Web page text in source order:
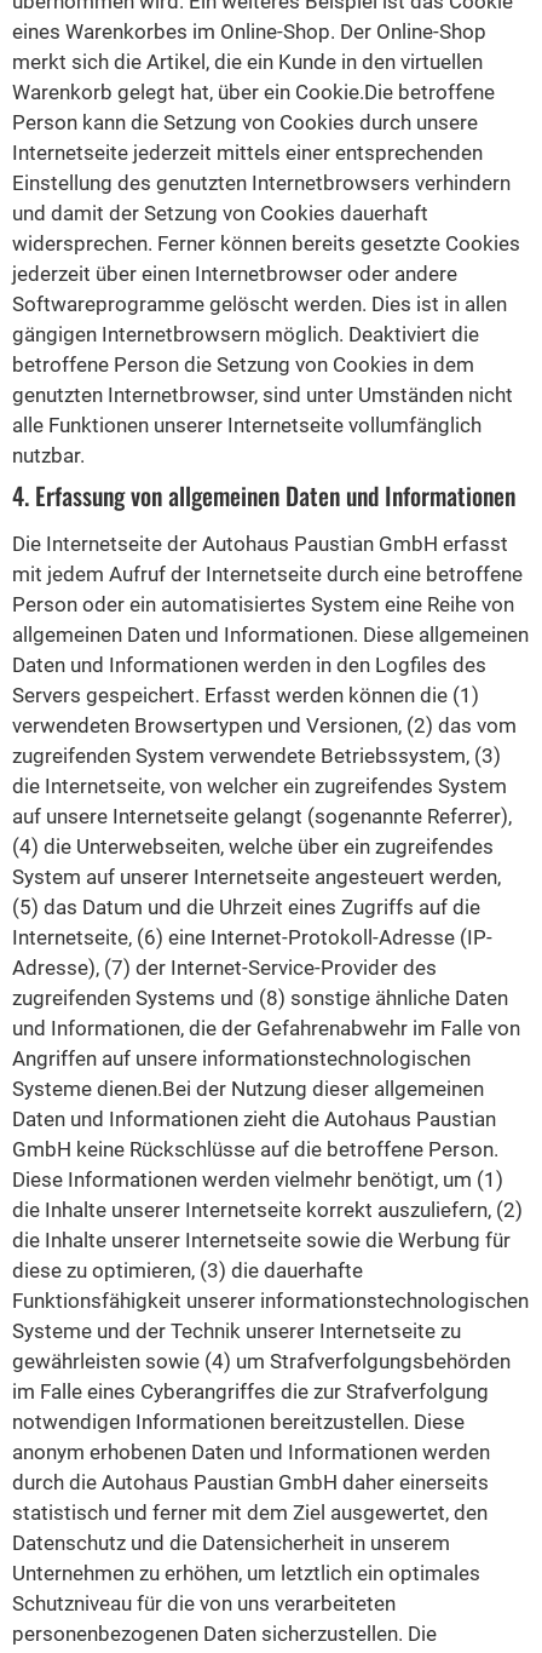
eines Warenkorbes im Online-Shop. Der Online-Shop
merkt sich die Artikel, die ein Kunde in den virtuellen
Warenkorb gelegt hat, über ein Cookie.Die betroffene
Person kann die Setzung von Cookies durch unsere
Internetseite jederzeit mittels einer entsprechenden
Einstellung des genutzten Internetbrowsers verhindern
und damit der Setzung von Cookies dauerhaft
widersprechen. Ferner können bereits gesetzte Cookies
jederzeit über einen Internetbrowser oder andere
Softwareprogramme gelöscht werden. Dies ist in allen
gängigen Internetbrowsern möglich. Deaktiviert die
betroffene Person die Setzung von Cookies in dem
genutzten Internetbrowser, sind unter Umständen nicht
alle Funktionen unserer Internetseite vollumfänglich
nutzbar.
4. Erfassung von allgemeinen Daten und Informationen
Die Internetseite der Autohaus Paustian GmbH erfasst
mit jedem Aufruf der Internetseite durch eine betroffene
Person oder ein automatisiertes System eine Reihe von
allgemeinen Daten und Informationen. Diese allgemeinen
Daten und Informationen werden in den Logfiles des
Servers gespeichert. Erfasst werden können die (1)
verwendeten Browsertypen und Versionen, (2) das vom
zugreifenden System verwendete Betriebssystem, (3)
die Internetseite, von welcher ein zugreifendes System
auf unsere Internetseite gelangt (sogenannte Referrer),
(4) die Unterwebseiten, welche über ein zugreifendes
System auf unserer Internetseite angesteuert werden,
(5) das Datum und die Uhrzeit eines Zugriffs auf die
Internetseite, (6) eine Internet-Protokoll-Adresse (IP-
Adresse), (7) der Internet-Service-Provider des
zugreifenden Systems und (8) sonstige ähnliche Daten
und Informationen, die der Gefahrenabwehr im Falle von
Angriffen auf unsere informationstechnologischen
Systeme dienen.Bei der Nutzung dieser allgemeinen
Daten und Informationen zieht die Autohaus Paustian
GmbH keine Rückschlüsse auf die betroffene Person.
Diese Informationen werden vielmehr benötigt, um (1)
die Inhalte unserer Internetseite korrekt auszuliefern, (2)
die Inhalte unserer Internetseite sowie die Werbung für
diese zu optimieren, (3) die dauerhafte
Funktionsfähigkeit unserer informationstechnologischen
Systeme und der Technik unserer Internetseite zu
gewährleisten sowie (4) um Strafverfolgungsbehörden
im Falle eines Cyberangriffes die zur Strafverfolgung
notwendigen Informationen bereitzustellen. Diese
anonym erhobenen Daten und Informationen werden
durch die Autohaus Paustian GmbH daher einerseits
statistisch und ferner mit dem Ziel ausgewertet, den
Datenschutz und die Datensicherheit in unserem
Unternehmen zu erhöhen, um letztlich ein optimales
Schutzniveau für die von uns verarbeiteten
personenbezogenen Daten sicherzustellen. Die